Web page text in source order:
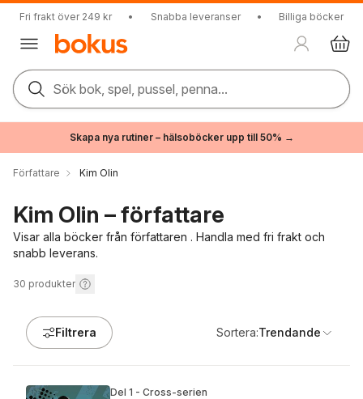
Fri frakt över 249 kr • Snabba leveranser • Billiga böcker
Sök bok, spel, pussel, penna...
Skapa nya rutiner – hälsoböcker upp till 50% →
Författare Kim Olin
Kim Olin – författare
Visar alla böcker från författaren . Handla med fri frakt och
snabb leverans.
30 produkter
Filtrera Sortera:Trendande
Del 1 - Cross-serien